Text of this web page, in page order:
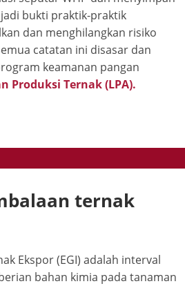
bukti praktik-praktik
dan menghilangkan risiko
catatan ini disasar dan
keamanan pangan
Produksi Ternak (LPA).
ternak
Ekspor (EGI) adalah interval
bahan kimia pada tanaman